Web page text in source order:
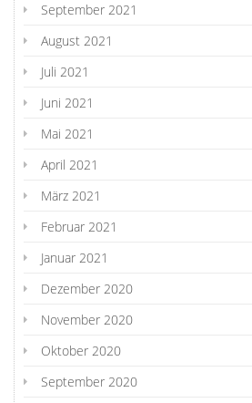
September 2021
August 2021
Juli 2021
Juni 2021
Mai 2021
April 2021
März 2021
Februar 2021
Januar 2021
Dezember 2020
November 2020
Oktober 2020
September 2020